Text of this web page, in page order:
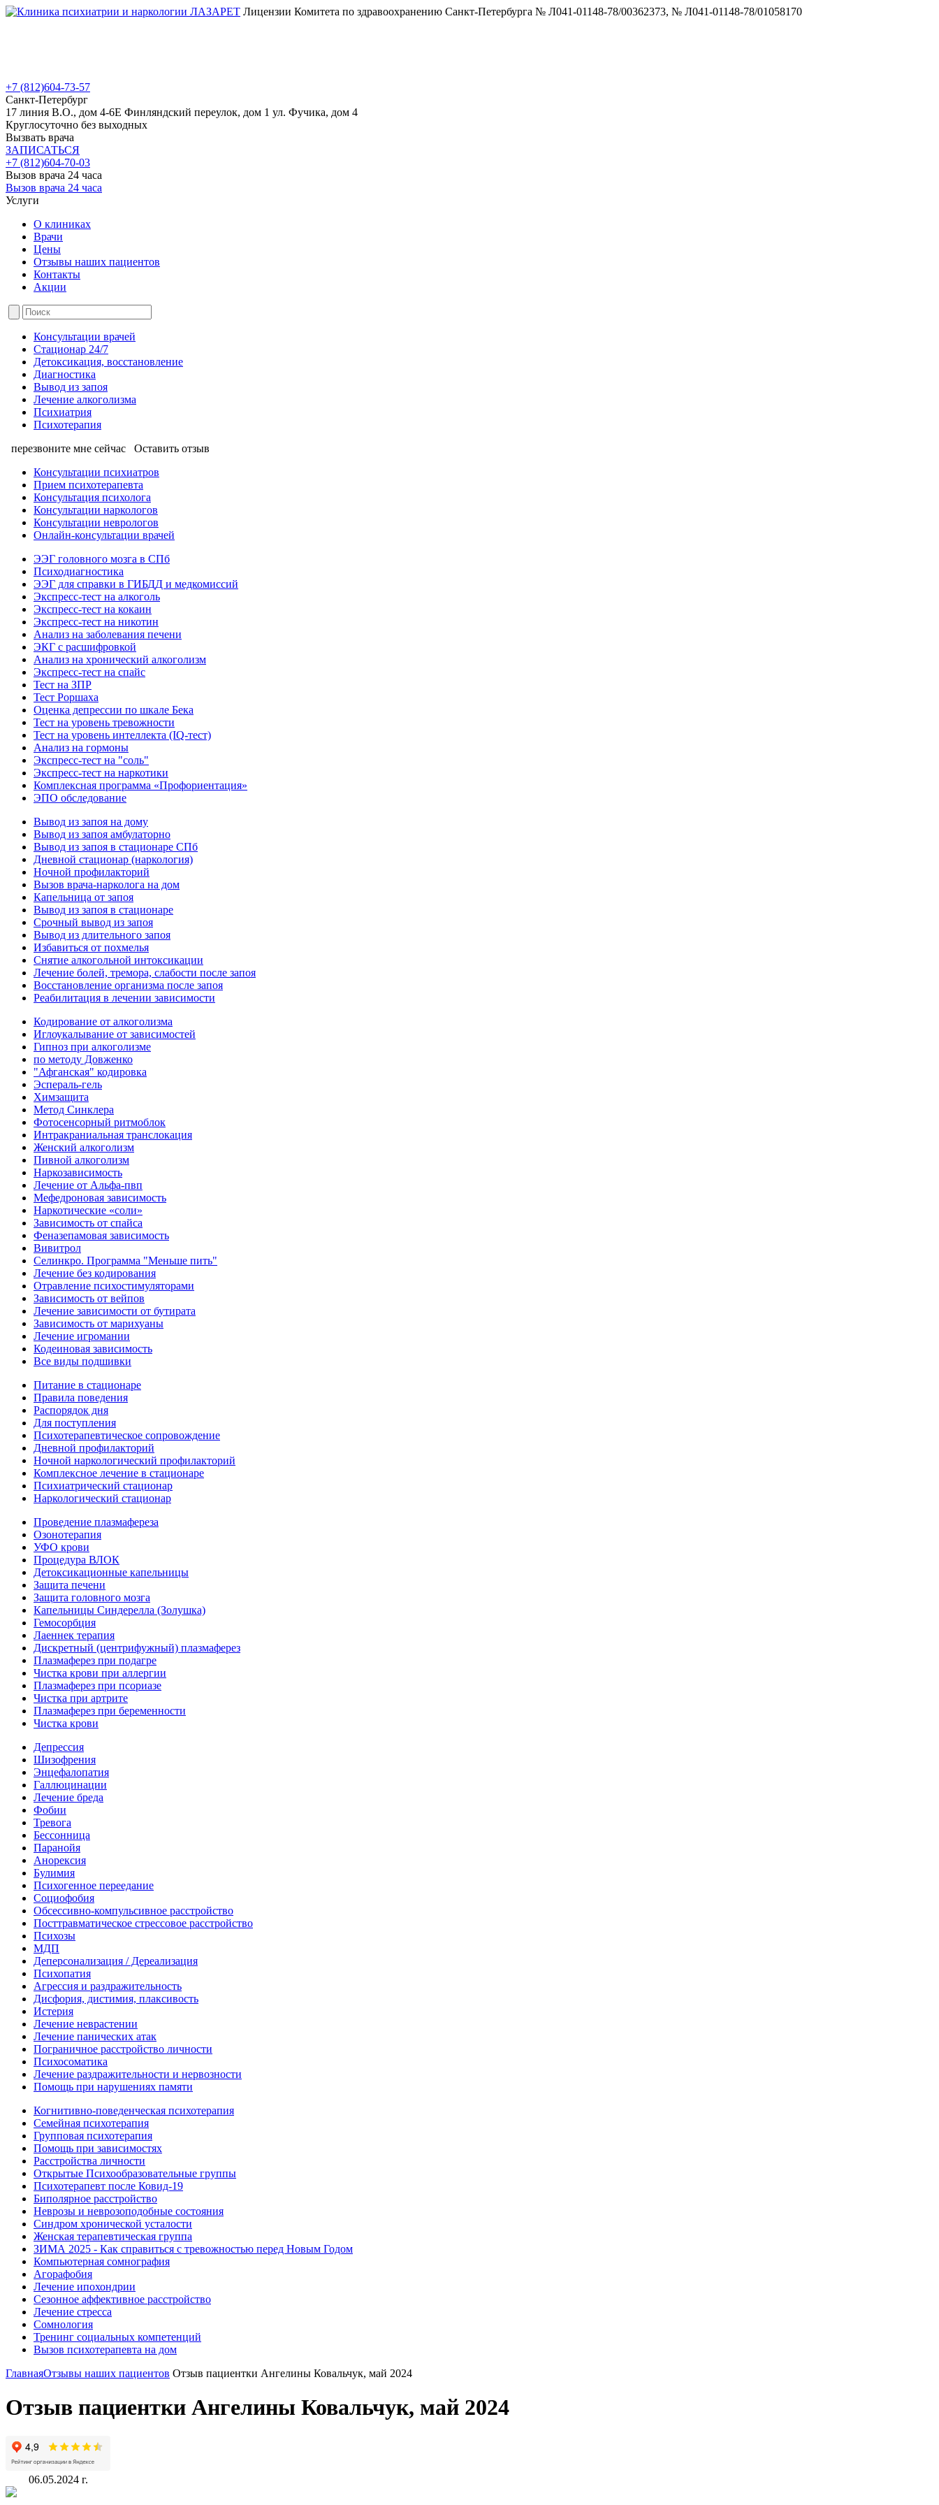
Лицензии Комитета по здравоохранению Санкт-Петербурга № Л041-01148-78/00362373, № Л041-01148-78/01058170
+7 (812)604-73-57
Санкт-Петербург
17 линия В.О., дом 4-6Е Финляндский переулок, дом 1 ул. Фучика, дом 4
Круглосуточно без выходных
Вызвать врача
ЗАПИСАТЬСЯ
+7 (812)604-70-03
Вызов врача 24 часа
Вызов врача 24 часа
Услуги
О клиниках
Врачи
Цены
Отзывы наших пациентов
Контакты
Акции
Консультации врачей
Стационар 24/7
Детоксикация, восстановление
Диагностика
Вывод из запоя
Лечение алкоголизма
Психиатрия
Психотерапия
перезвоните мне сейчас
Оставить отзыв
Консультации психиатров
Прием психотерапевта
Консультация психолога
Консультации наркологов
Консультации неврологов
Онлайн-консультации врачей
ЭЭГ головного мозга в СПб
Психодиагностика
ЭЭГ для справки в ГИБДД и медкомиссий
Экспресс-тест на алкоголь
Экспресс-тест на кокаин
Экспресс-тест на никотин
Анализ на заболевания печени
ЭКГ с расшифровкой
Анализ на хронический алкоголизм
Экспресс-тест на спайс
Тест на ЗПР
Тест Роршаха
Оценка депрессии по шкале Бека
Тест на уровень тревожности
Тест на уровень интеллекта (IQ-тест)
Анализ на гормоны
Экспресс-тест на "соль"
Экспресс-тест на наркотики
Комплексная программа «Профориентация»
ЭПО обследование
Вывод из запоя на дому
Вывод из запоя амбулаторно
Вывод из запоя в стационаре СПб
Дневной стационар (наркология)
Ночной профилакторий
Вызов врача-нарколога на дом
Капельница от запоя
Вывод из запоя в стационаре
Срочный вывод из запоя
Вывод из длительного запоя
Избавиться от похмелья
Снятие алкогольной интоксикации
Лечение болей, тремора, слабости после запоя
Восстановление организма после запоя
Реабилитация в лечении зависимости
Кодирование от алкоголизма
Иглоукалывание от зависимостей
Гипноз при алкоголизме
по методу Довженко
"Афганская" кодировка
Эспераль-гель
Химзащита
Метод Синклера
Фотосенсорный ритмоблок
Интракраниальная транслокация
Женский алкоголизм
Пивной алкоголизм
Наркозависимость
Лечение от Альфа-пвп
Мефедроновая зависимость
Наркотические «соли»
Зависимость от спайса
Феназепамовая зависимость
Вивитрол
Селинкро. Программа "Меньше пить"
Лечение без кодирования
Отравление психостимуляторами
Зависимость от вейпов
Лечение зависимости от бутирата
Зависимость от марихуаны
Лечение игромании
Кодеиновая зависимость
Все виды подшивки
Питание в стационаре
Правила поведения
Распорядок дня
Для поступления
Психотерапевтическое сопровождение
Дневной профилакторий
Ночной наркологический профилакторий
Комплексное лечение в стационаре
Психиатрический стационар
Наркологический стационар
Проведение плазмафереза
Озонотерапия
УФО крови
Процедура ВЛОК
Детоксикационные капельницы
Защита печени
Защита головного мозга
Капельницы Синдерелла (Золушка)
Гемосорбция
Лаеннек терапия
Дискретный (центрифужный) плазмаферез
Плазмаферез при подагре
Чистка крови при аллергии
Плазмаферез при псориазе
Чистка при артрите
Плазмаферез при беременности
Чистка крови
Депрессия
Шизофрения
Энцефалопатия
Галлюцинации
Лечение бреда
Фобии
Тревога
Бессонница
Паранойя
Анорексия
Булимия
Психогенное переедание
Социофобия
Обсессивно-компульсивное расстройство
Посттравматическое стрессовое расстройство
Психозы
МДП
Деперсонализация / Дереализация
Психопатия
Агрессия и раздражительность
Дисфория, дистимия, плаксивость
Истерия
Лечение неврастении
Лечение панических атак
Пограничное расстройство личности
Психосоматика
Лечение раздражительности и нервозности
Помощь при нарушениях памяти
Когнитивно-поведенческая психотерапия
Семейная психотерапия
Групповая психотерапия
Помощь при зависимостях
Расстройства личности
Открытые Психообразовательные группы
Психотерапевт после Ковид-19
Биполярное расстройство
Неврозы и неврозоподобные состояния
Синдром хронической усталости
Женская терапевтическая группа
ЗИМА 2025 - Как справиться с тревожностью перед Новым Годом
Компьютерная сомнография
Агорафобия
Лечение ипохондрии
Сезонное аффективное расстройство
Лечение стресса
Сомнология
Тренинг социальных компетенций
Вызов психотерапевта на дом
ГлавнаяОтзывы наших пациентов Отзыв пациентки Ангелины Ковальчук, май 2024
Отзыв пациентки Ангелины Ковальчук, май 2024
06.05.2024 г.